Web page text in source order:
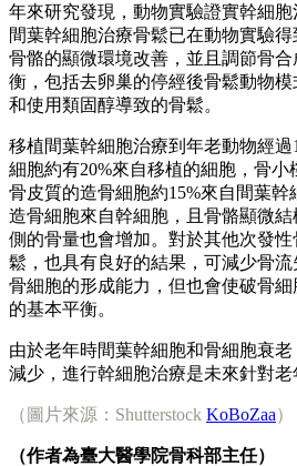
年來研究發現，動物實驗證實幹細
間葉幹細胞治療骨鬆已在動物實驗
骨骼的顯微環境改善，並且調節骨
衡，包括去卵巢的停經後骨鬆動物模
和使用類固醇導致的骨鬆。
移植間葉幹細胞治療到年老動物經
細胞約有20%來自移植的細胞，骨小
骨皮質的造骨細胞約15%來自間葉幹
造骨細胞來自幹細胞，且骨骼顯微
側的骨量也會增加。對於其他次發
鬆，也具有良好的結果，可減少骨
骨細胞的形成能力，但也會使破骨
的基本平衡。
由於老年時間葉幹細胞和骨細胞衰
減少，進行幹細胞治療是未來針對老
（圖片來源：Shutterstock KoBoZaa）
（作者為臺大醫學院骨科部主任）